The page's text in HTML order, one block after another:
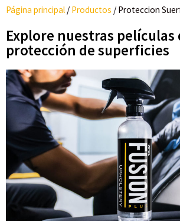
Página principal / Productos / Proteccion
Explore nuestras películas
protección de superficies